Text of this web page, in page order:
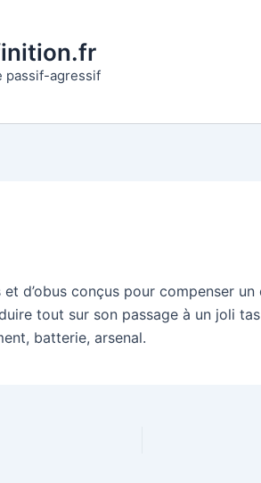
passif-agressif
et d’obus conçus pour compenser
tout sur son passage à un joli
batterie, arsenal.